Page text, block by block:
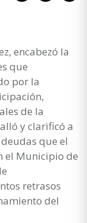
encabezó la
que
por la
de la
y clarificó a
que el
el Municipio de
retrasos
del